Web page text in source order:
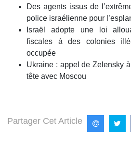
Des agents issus de
police israélienne pour
Israël adopte une loi
fiscales à des colonies
occupée
Ukraine : appel de Zelensky
tête avec Moscou
Partager Cet Article